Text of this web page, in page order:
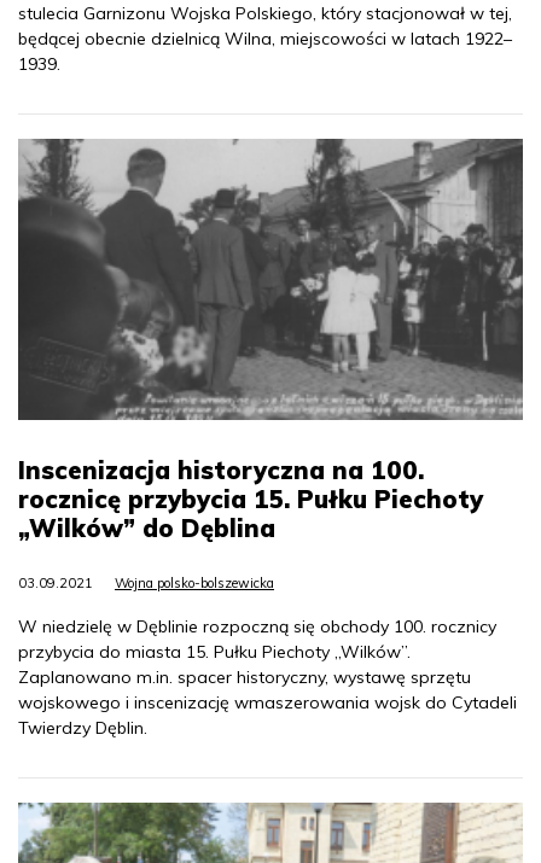
stulecia Garnizonu Wojska Polskiego, który stacjonował w tej,
będącej obecnie dzielnicą Wilna, miejscowości w latach 1922–
1939.
Inscenizacja historyczna na 100.
rocznicę przybycia 15. Pułku Piechoty
„Wilków” do Dęblina
03.09.2021 Wojna polsko-bolszewicka
W niedzielę w Dęblinie rozpoczną się obchody 100. rocznicy
przybycia do miasta 15. Pułku Piechoty „Wilków”.
Zaplanowano m.in. spacer historyczny, wystawę sprzętu
wojskowego i inscenizację wmaszerowania wojsk do Cytadeli
Twierdzy Dęblin.